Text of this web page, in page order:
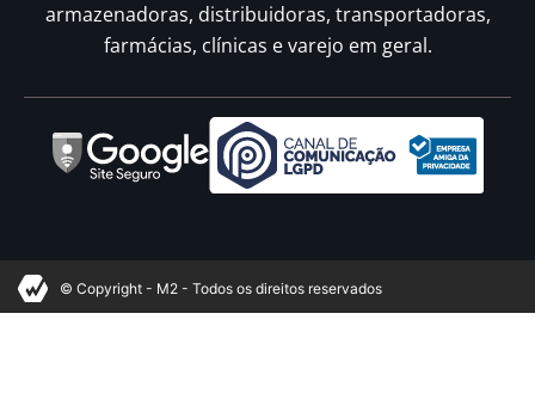
armazenadoras, distribuidoras, transportadoras,
farmácias, clínicas e varejo em geral.
© Copyright - M2 - Todos os direitos reservados